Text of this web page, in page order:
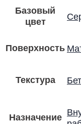
Базовый
цвет
Поверхность
Текстура
Назначение